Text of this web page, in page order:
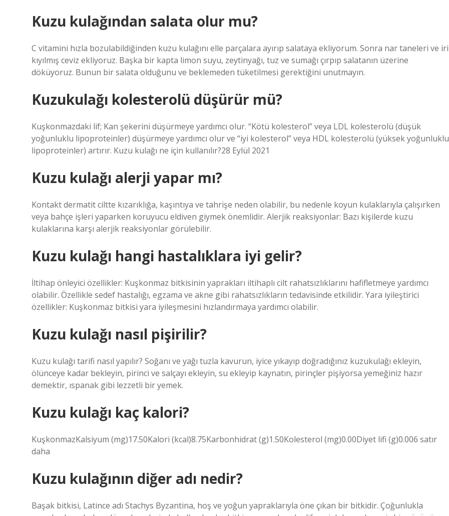
Kuzu kulağından salata olur mu?
C vitamini hızla bozulabildiğinden kuzu kulağını elle parçalara ayırıp salataya ekliyorum. Sonra nar taneleri ve iri
kıyılmış ceviz ekliyoruz. Başka bir kapta limon suyu, zeytinyağı, tuz ve sumağı çırpıp salatanın üzerine
döküyoruz. Bunun bir salata olduğunu ve beklemeden tüketilmesi gerektiğini unutmayın.
Kuzukulağı kolesterolü düşürür mü?
Kuşkonmazdaki lif; Kan şekerini düşürmeye yardımcı olur. “Kötü kolesterol” veya LDL kolesterolü (düşük
yoğunluklu lipoproteinler) düşürmeye yardımcı olur ve “iyi kolesterol” veya HDL kolesterolü (yüksek yoğunluklu
lipoproteinler) artırır. Kuzu kulağı ne için kullanılır?28 Eylül 2021
Kuzu kulağı alerji yapar mı?
Kontakt dermatit ciltte kızarıklığa, kaşıntıya ve tahrişe neden olabilir, bu nedenle koyun kulaklarıyla çalışırken
veya bahçe işleri yaparken koruyucu eldiven giymek önemlidir. Alerjik reaksiyonlar: Bazı kişilerde kuzu
kulaklarına karşı alerjik reaksiyonlar görülebilir.
Kuzu kulağı hangi hastalıklara iyi gelir?
İltihap önleyici özellikler: Kuşkonmaz bitkisinin yaprakları iltihaplı cilt rahatsızlıklarını hafifletmeye yardımcı
olabilir. Özellikle sedef hastalığı, egzama ve akne gibi rahatsızlıkların tedavisinde etkilidir. Yara iyileştirici
özellikler: Kuşkonmaz bitkisi yara iyileşmesini hızlandırmaya yardımcı olabilir.
Kuzu kulağı nasıl pişirilir?
Kuzu kulağı tarifi nasıl yapılır? Soğanı ve yağı tuzla kavurun, iyice yıkayıp doğradığınız kuzukulağı ekleyin,
ölünceye kadar bekleyin, pirinci ve salçayı ekleyin, su ekleyip kaynatın, pirinçler pişiyorsa yemeğiniz hazır
demektir, ıspanak gibi lezzetli bir yemek.
Kuzu kulağı kaç kalori?
KuşkonmazKalsiyum (mg)17.50Kalori (kcal)8.75Karbonhidrat (g)1.50Kolesterol (mg)0.00Diyet lifi (g)0.006 satır
daha
Kuzu kulağının diğer adı nedir?
Başak bitkisi, Latince adı Stachys Byzantina, hoş ve yoğun yapraklarıyla öne çıkan bir bitkidir. Çoğunlukla